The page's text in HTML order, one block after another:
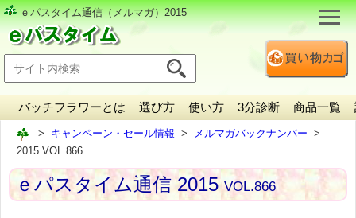
ｅパスタイム通信（メルマガ）2015
バッチフラワーとは 選び方 使い方 3分診断 商品一覧
キャンペーン・セール情報
メルマガバックナンバー
2015 VOL.866
ｅパスタイム通信 2015VOL.866